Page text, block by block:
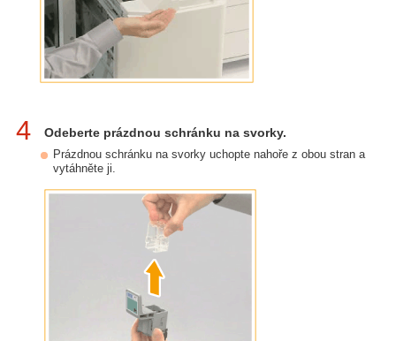
4 Odeberte prázdnou schránku na svorky.
Prázdnou schránku na svorky uchopte nahoře z obou stran a
vytáhněte ji.